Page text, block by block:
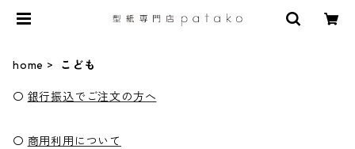
home こども
〇 銀行振込でご注文の方へ
〇 商用利用について